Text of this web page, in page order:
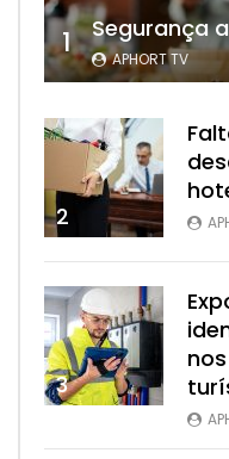
1 APHORT TV
2
3